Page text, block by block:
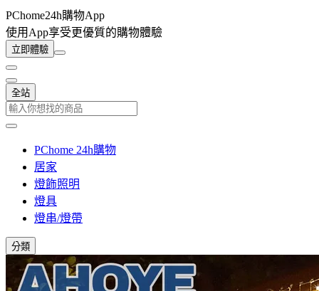
PChome24h購物App
使用App享受更優質的購物體驗
立即體驗
全站
PChome 24h購物
居家
燈飾照明
燈具
燈串/燈帶
分類